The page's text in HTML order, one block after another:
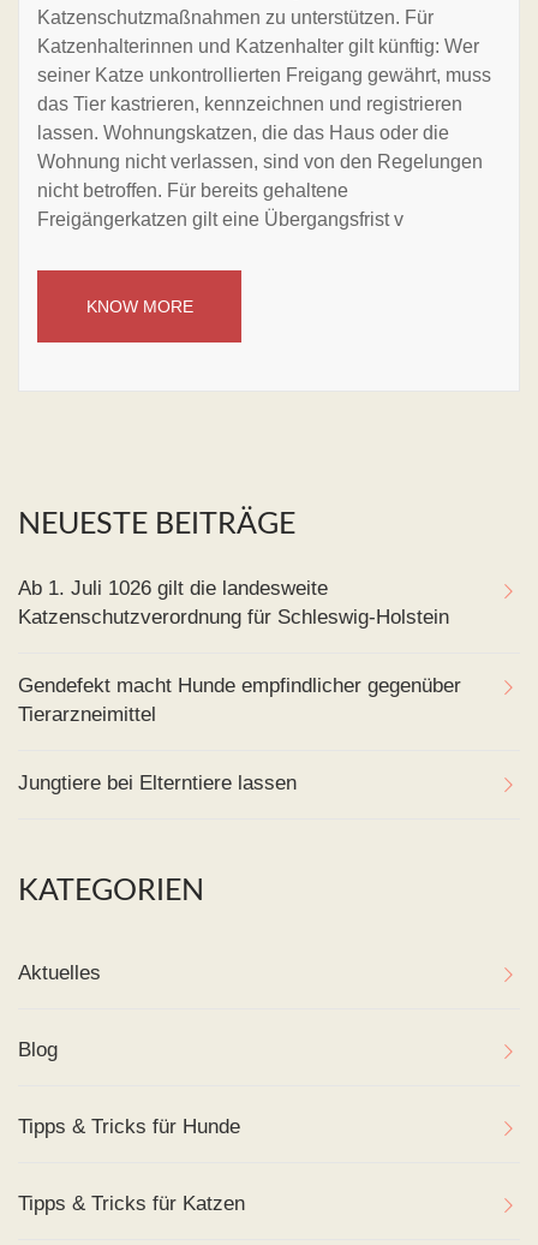
Katzenschutzmaßnahmen zu unterstützen. Für
Katzenhalterinnen und Katzenhalter gilt künftig: Wer
seiner Katze unkontrollierten Freigang gewährt, muss
das Tier kastrieren, kennzeichnen und registrieren
lassen. Wohnungskatzen, die das Haus oder die
Wohnung nicht verlassen, sind von den Regelungen
nicht betroffen. Für bereits gehaltene
Freigängerkatzen gilt eine Übergangsfrist v
KNOW MORE
NEUESTE BEITRÄGE
Ab 1. Juli 1026 gilt die landesweite
Katzenschutzverordnung für Schleswig-Holstein
Gendefekt macht Hunde empfindlicher gegenüber
Tierarzneimittel
Jungtiere bei Elterntiere lassen
KATEGORIEN
Aktuelles
Blog
Tipps & Tricks für Hunde
Tipps & Tricks für Katzen